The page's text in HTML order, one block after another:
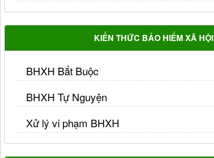
KIẾN THỨC BẢO HIỂM XÃ HỘI
BHXH Bắt Buộc
BHXH Tự Nguyện
Xử lý vi phạm BHXH